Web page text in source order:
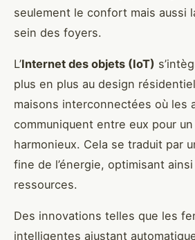
seulement le confort mais aussi
sein des foyers.
L’Internet des objets (IoT)
plus en plus au design
maisons interconnectées où les
communiquent entre eux pour
harmonieux. Cela se traduit par
fine de l’énergie, optimisant ainsi
ressources.
Des innovations telles que les
intelligentes ajustant